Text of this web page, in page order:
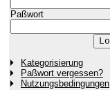
Paßwort
Kategorisierung
Paßwort vergessen?
Nutzungsbedingungen